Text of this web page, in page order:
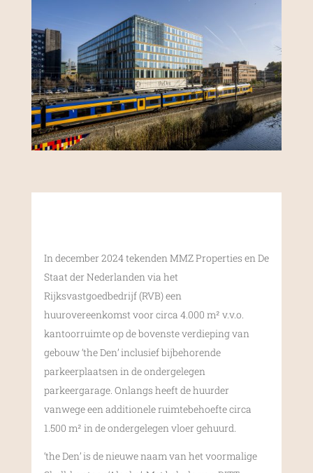
In december 2024 tekenden MMZ Properties en De
Staat der Nederlanden via het
Rijksvastgoedbedrijf (RVB) een
huurovereenkomst voor circa 4.000 m² v.v.o.
kantoorruimte op de bovenste verdieping van
gebouw ‘the Den’ inclusief bijbehorende
parkeerplaatsen in de ondergelegen
parkeergarage. Onlangs heeft de huurder
vanwege een additionele ruimtebehoefte circa
1.500 m² in de ondergelegen vloer gehuurd.
‘the Den’ is de nieuwe naam van het voormalige